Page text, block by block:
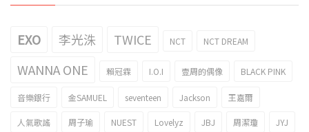
EXO 李光洙 TWICE NCT NCT DREAM
WANNA ONE 賴冠霖 I.O.I 壹周的偶像 BLACK PINK
音樂銀行 金SAMUEL seventeen Jackson 王嘉爾
人氣歌謠 周子瑜 NUEST Lovelyz JBJ 周潔瓊 JYJ